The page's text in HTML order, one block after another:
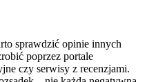
sprawdzić opinie innych
poprzez portale
czy serwisy z recenzjami.